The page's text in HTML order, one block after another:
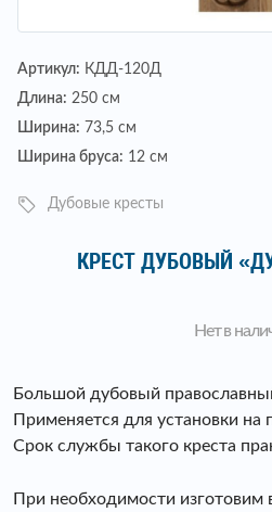
Артикул: КДД-120Д
Длина: 250 см
Ширина: 73,5 см
Ширина бруса: 12 см
Дубовые кресты
КРЕСТ ДУБОВЫЙ
Нет в
Большой дубовый
Применяется для установки на
Срок службы такого креста
При необходимости изготовим